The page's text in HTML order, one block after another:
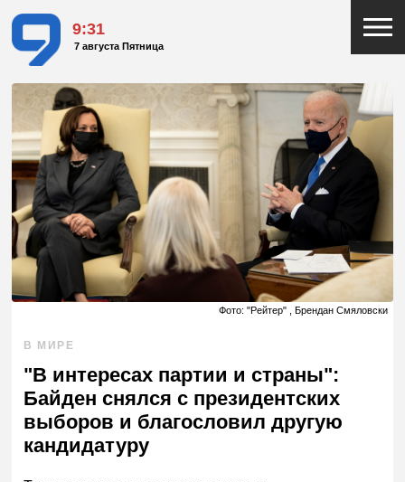
9:31
7 августа Пятница
Фото: "Рейтер" , Брендан Смяловски
В МИРЕ
"В интересах партии и страны":
Байден снялся с президентских
выборов и благословил другую
кандидатуру